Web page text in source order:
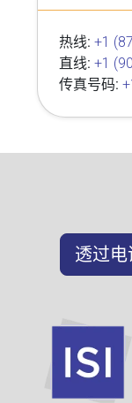
热线: +1
直线: +1
传真号码:
透过